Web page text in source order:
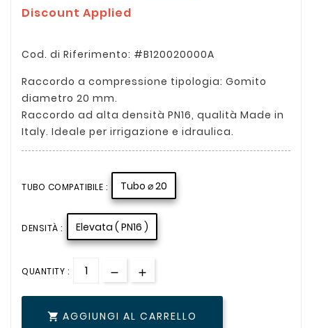
Discount Applied
Cod. di Riferimento: #B120020000A
Raccordo a compressione tipologia: Gomito
diametro 20 mm.
Raccordo ad alta densità PN16, qualità Made in
Italy. Ideale per irrigazione e idraulica.
TUBO COMPATIBILE : Tubo ⌀ 20
DENSITÀ : Elevata ( PN16 )
QUANTITY :
 AGGIUNGI AL CARRELLO